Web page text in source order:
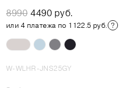
8990 4490 руб.
или 4 платежа по 1122.5 руб.
W-WLHR-JNS25GY